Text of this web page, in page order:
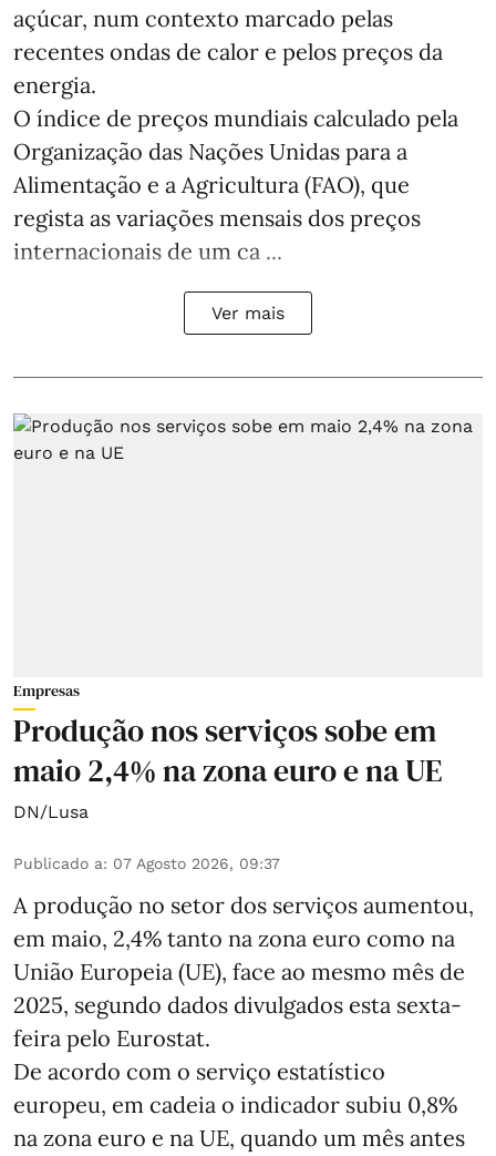
açúcar, num contexto marcado pelas
recentes ondas de calor e pelos preços da
energia.
O índice de preços mundiais calculado pela
Organização das Nações Unidas para a
Alimentação e a Agricultura (FAO), que
regista as variações mensais dos preços
internacionais de um ca ...
Ver mais
Empresas
Produção nos serviços sobe em
maio 2,4% na zona euro e na UE
DN/Lusa
Publicado a: 07 Agosto 2026, 09:37
A produção no setor dos serviços aumentou,
em maio, 2,4% tanto na zona euro como na
União Europeia (UE), face ao mesmo mês de
2025, segundo dados divulgados esta sexta-
feira pelo Eurostat.
De acordo com o serviço estatístico
europeu, em cadeia o indicador subiu 0,8%
na zona euro e na UE, quando um mês antes